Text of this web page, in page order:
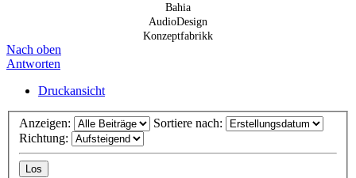
Bahia
AudioDesign
Konzeptfabrikk
Nach oben
Antworten
Druckansicht
Anzeigen:
Sortiere nach:
Richtung: